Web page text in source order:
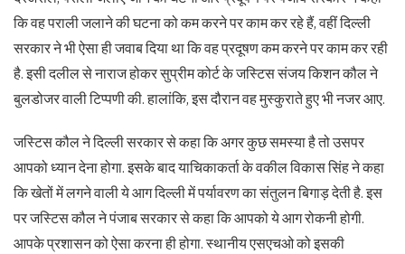
कि वह पराली जलाने की घटना को कम करने पर काम कर रहे हैं, वहीं दिल्ली
सरकार ने भी ऐसा ही जवाब दिया था कि वह प्रदूषण कम करने पर काम कर रही
है. इसी दलील से नाराज होकर सुप्रीम कोर्ट के जस्टिस संजय किशन कौल ने
बुलडोजर वाली टिप्पणी की. हालांकि, इस दौरान वह मुस्कुराते हुए भी नजर आए.
जस्टिस कौल ने दिल्ली सरकार से कहा कि अगर कुछ समस्या है तो उसपर
आपको ध्यान देना होगा. इसके बाद याचिकाकर्ता के वकील विकास सिंह ने कहा
कि खेतों में लगने वाली ये आग दिल्ली में पर्यावरण का संतुलन बिगाड़ देती है. इस
पर जस्टिस कौल ने पंजाब सरकार से कहा कि आपको ये आग रोकनी होगी.
आपके प्रशासन को ऐसा करना ही होगा. स्थानीय एसएचओ को इसकी